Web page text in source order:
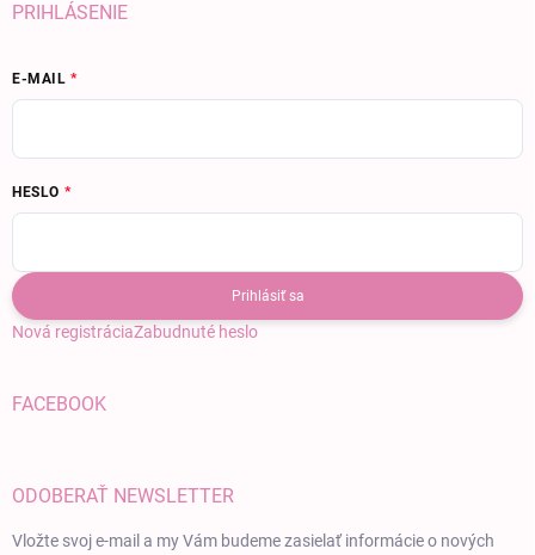
PRIHLÁSENIE
E-MAIL
HESLO
Prihlásiť sa
Nová registráciaZabudnuté heslo
FACEBOOK
ODOBERAŤ NEWSLETTER
Vložte svoj e-mail a my Vám budeme zasielať informácie o nových